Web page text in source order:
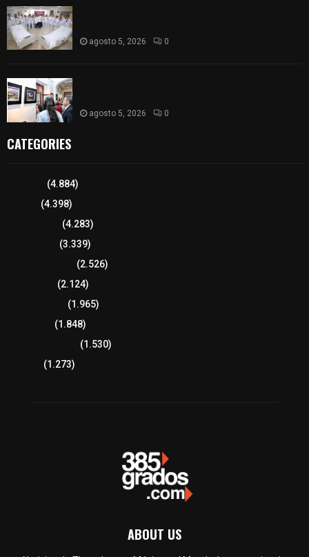
agosto 5, 2026 0
agosto 5, 2026 0
CATEGORIES
(4.884)
(4.398)
(4.283)
(3.339)
(2.526)
(2.124)
(1.965)
(1.848)
(1.530)
(1.273)
ABOUT US